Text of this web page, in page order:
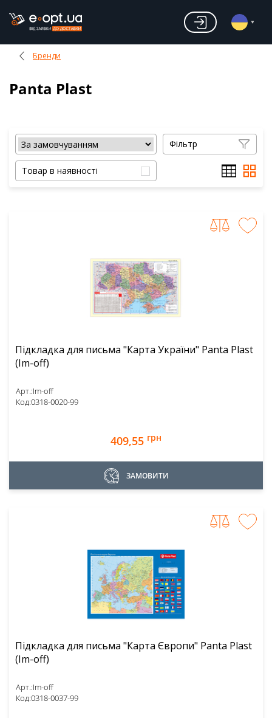
Бренди
Panta Plast
Фільтр
Товар в наявності
Підкладка для письма "Карта України" Panta Plast
(Im-off)
Арт.:Im-off
Код:0318-0020-99
409,55 грн
ЗАМОВИТИ
Підкладка для письма "Карта Європи" Panta Plast
(Im-off)
Арт.:Im-off
Код:0318-0037-99